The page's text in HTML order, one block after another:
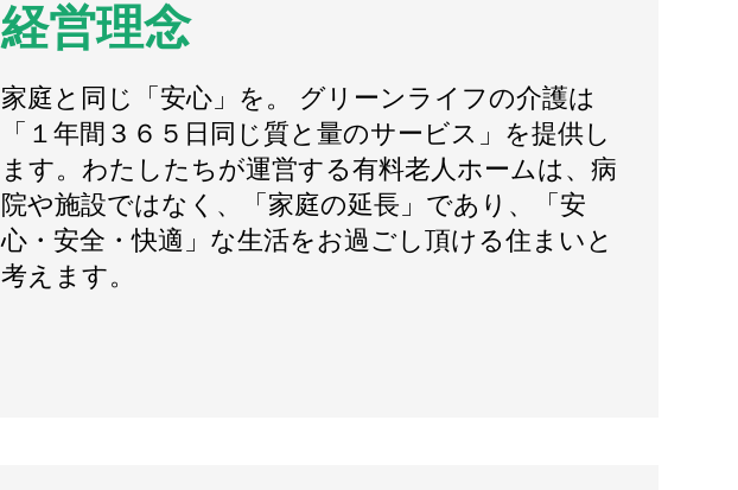
経営理念
家庭と同じ「安心」を。 グリーンライフの介護は
「１年間３６５日同じ質と量のサービス」を提供し
ます。わたしたちが運営する有料老人ホームは、病
院や施設ではなく、「家庭の延長」であり、「安
心・安全・快適」な生活をお過ごし頂ける住まいと
考えます。